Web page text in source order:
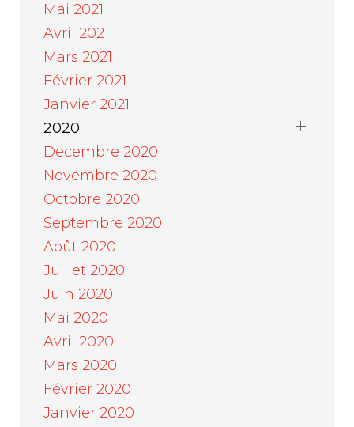
Mai 2021
Avril 2021
Mars 2021
Février 2021
Janvier 2021
2020
Decembre 2020
Novembre 2020
Octobre 2020
Septembre 2020
Août 2020
Juillet 2020
Juin 2020
Mai 2020
Avril 2020
Mars 2020
Février 2020
Janvier 2020